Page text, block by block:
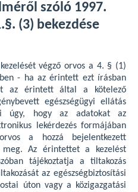
szóló 1997.
(3) bekezdése
végző orvos a 4. § (1)
- ha az érintett ezt írásban
az érintett által a kötelező
egészségügyi ellátás
úgy, hogy az adatokat az
lekérdezés formájában
a hozzá bejelentkezett
Az érintettet a kezelést
tájékoztatja a tiltakozás
az egészségbiztosítási
úton vagy a közigazgatási